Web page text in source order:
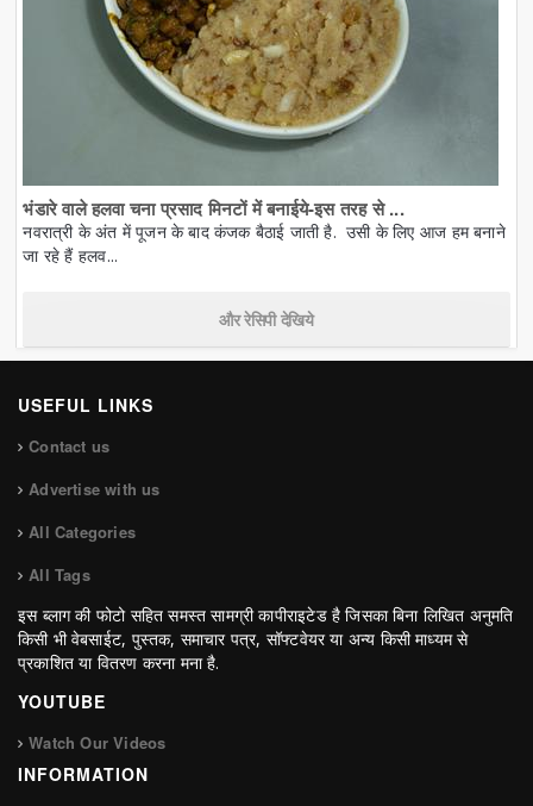
भंडारे वाले हलवा चना प्रसाद मिनटों में बनाईये-इस तरह से ...
नवरात्री के अंत में पूजन के बाद कंजक बैठाई जाती है. उसी के लिए आज हम बनाने
जा रहे हैं हलव...
और रेसिपी देखिये
USEFUL LINKS
Contact us
Advertise with us
All Categories
All Tags
इस ब्लाग की फोटो सहित समस्त सामग्री कापीराइटेड है जिसका बिना लिखित अनुमति
किसी भी वेबसाईट, पुस्तक, समाचार पत्र, सॉफ्टवेयर या अन्य किसी माध्यम से
प्रकाशित या वितरण करना मना है.
YOUTUBE
Watch Our Videos
INFORMATION